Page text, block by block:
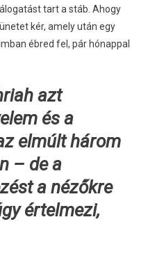
tart a stáb. Ahogy
kér, amely után egy
ébred fel, pár hónappal
azt
és a
elmúlt három
– de a
a nézőkre
értelmezi,